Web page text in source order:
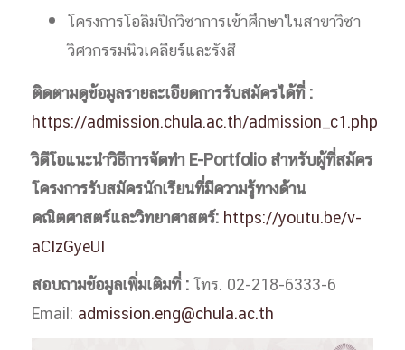
โครงการโอลิมปิกวิชาการเข้าศึกษาในสาขาวิชา
วิศวกรรมนิวเคลียร์และรังสี
ติดตามดูข้อมูลรายละเอียดการรับสมัครได้ที่ :
https://admission.chula.ac.th/admission_c1.php
วิดีโอแนะนำวิธีการจัดทำ E-Portfolio สำหรับผู้ที่สมัคร
โครงการรับสมัครนักเรียนที่มีความรู้ทางด้าน
คณิตศาสตร์และวิทยาศาสตร์:https://youtu.be/v-
aCIzGyeUI
สอบถามข้อมูลเพิ่มเติมที่:โทร. 02-218-6333-6
Email: admission.eng@chula.ac.th